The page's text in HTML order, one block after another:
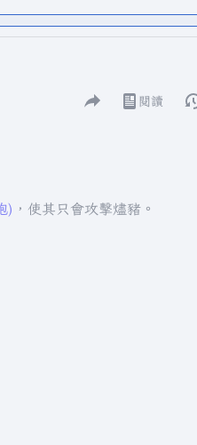
分享此頁面
視圖閱讀
) ，使其只會攻擊燼豬。